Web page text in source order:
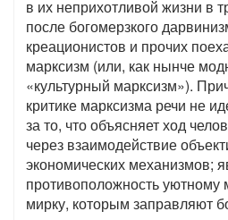
в их неприхотливой жизни в
после богомерзкого
креационистов и прочих
марксизм (или, как нынче
«культурный марксизм»).
критике марксизма речи не
за то, что объясняет ход
через взаимодействие
экономических механизмов;
противоположность уютному
мирку, которым заправляют